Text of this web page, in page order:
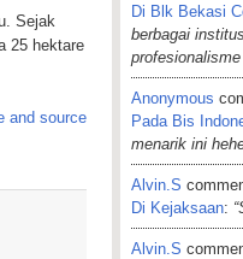
Sejak
25 hektare
and source
Di Blk Bekasi
berbagai
Anonymous
Pada Bis
menarik ini
Alvin.s
Di Kejaksaan:
Alvin.s